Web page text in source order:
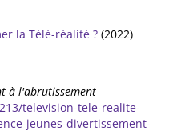
la Télé-réalité ? (2022)
à l'abrutissement
television-tele-realite-
jeunes-divertissement-